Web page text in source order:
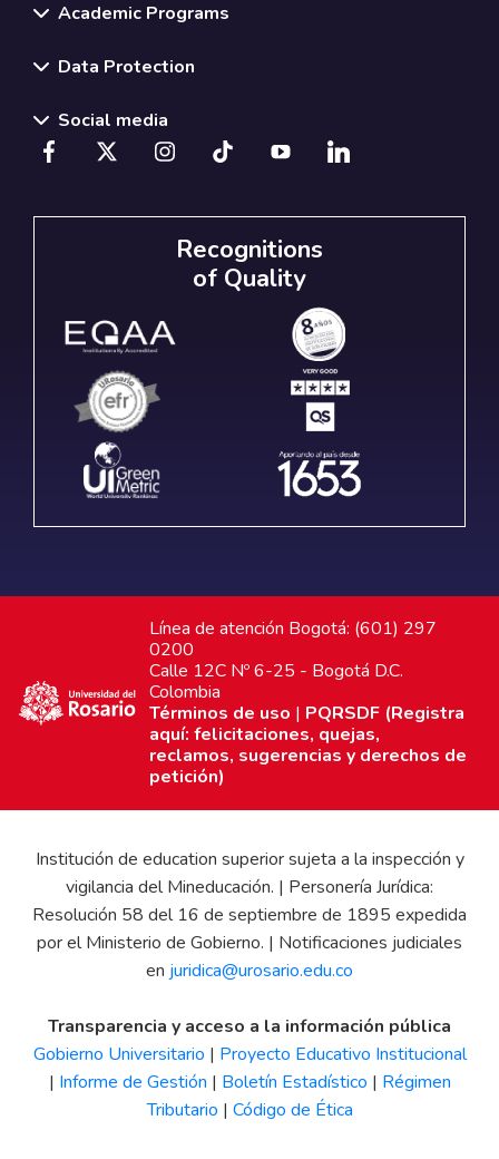
Academic Programs
Data Protection
Social media
Recognitions
of Quality
Línea de atención Bogotá: (601) 297
0200
Calle 12C Nº 6-25 - Bogotá D.C.
Colombia
Términos de uso | PQRSDF (Registra
aquí: felicitaciones, quejas,
reclamos, sugerencias y derechos de
petición)
Institución de education superior sujeta a la inspección y
vigilancia del Mineducación. | Personería Jurídica:
Resolución 58 del 16 de septiembre de 1895 expedida
por el Ministerio de Gobierno. | Notificaciones judiciales
en juridica@urosario.edu.co
Transparencia y acceso a la información pública
Gobierno Universitario | Proyecto Educativo Institucional
| Informe de Gestión | Boletín Estadístico | Régimen
Tributario | Código de Ética